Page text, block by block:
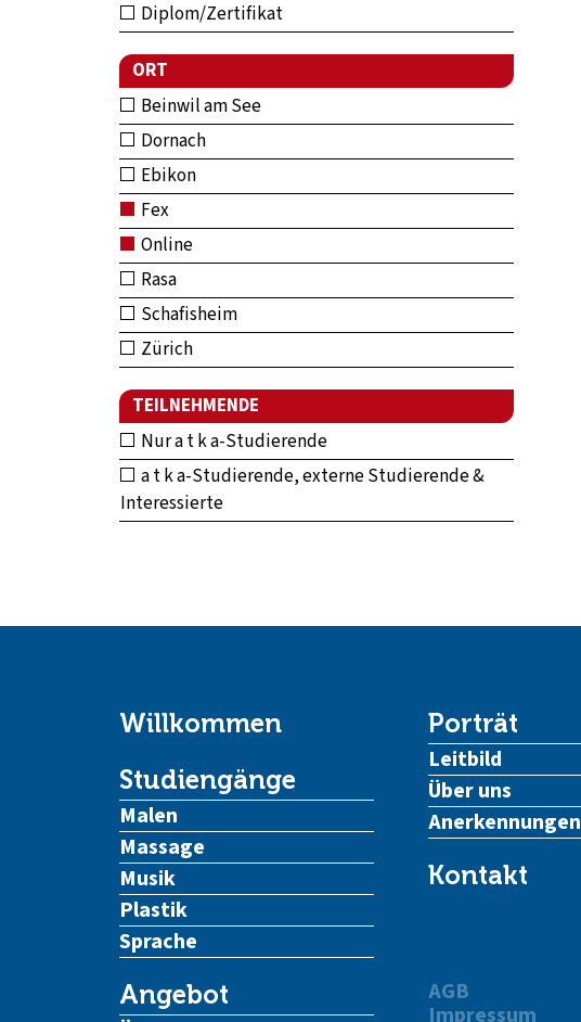
Diplom/Zertifikat
ORT
Beinwil am See
Dornach
Ebikon
Fex
Online
Rasa
Schafisheim
Zürich
TEILNEHMENDE
Nur a t k a-Studierende
a t k a-Studierende, externe Studierende &
Interessierte
Willkommen
Studiengänge
Malen
Massage
Musik
Plastik
Sprache
Angebot
Porträt
Leitbild
Über uns
Anerkennungen
Kontakt
AGB
Impressum